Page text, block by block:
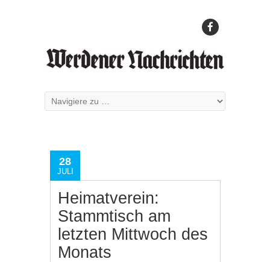
28
JULI
Heimatverein:
Stammtisch am
letzten Mittwoch des
Monats